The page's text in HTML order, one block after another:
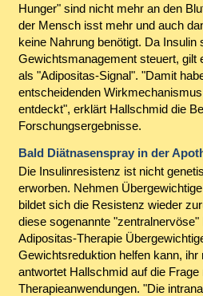
Hunger" sind nicht mehr an den
der Mensch isst mehr und auch
keine Nahrung benötigt. Da Insulin
Gewichtsmanagement steuert, gilt
als "Adipositas-Signal". "Damit
entscheidenden
entdeckt", erklärt Hallschmid die
Forschungsergebnisse.
Bald Diätnasenspray in der
Die Insulinresistenz ist nicht
erworben. Nehmen
bildet sich die Resistenz wieder
diese sogenannte "zentralnervöse"
Adipositas-Therapie
Gewichtsreduktion helfen kann,
antwortet Hallschmid auf die
Therapieanwendungen. "Die